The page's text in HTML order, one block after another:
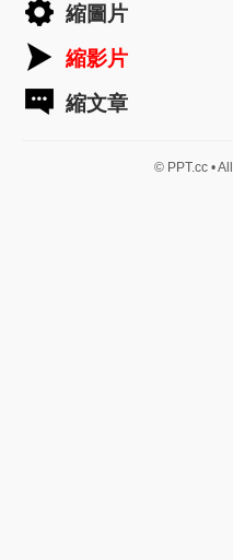
縮圖片
縮影片
縮文章
© PPT.cc •